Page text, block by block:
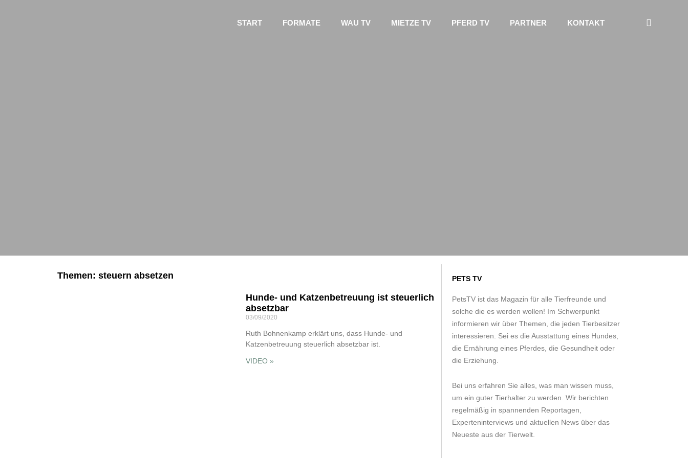
START FORMATE WAU TV MIETZE TV PFERD TV PARTNER KONTAKT
Themen: steuern absetzen
Hunde- und Katzenbetreuung ist steuerlich
absetzbar
03/09/2020
Ruth Bohnenkamp erklärt uns, dass Hunde- und
Katzenbetreuung steuerlich absetzbar ist.
VIDEO »
PETS TV
PetsTV ist das Magazin für alle Tierfreunde und
solche die es werden wollen! Im Schwerpunkt
informieren wir über Themen, die jeden Tierbesitzer
interessieren. Sei es die Ausstattung eines Hundes,
die Ernährung eines Pferdes, die Gesundheit oder
die Erziehung.
Bei uns erfahren Sie alles, was man wissen muss,
um ein guter Tierhalter zu werden. Wir berichten
regelmäßig in spannenden Reportagen,
Experteninterviews und aktuellen News über das
Neueste aus der Tierwelt.